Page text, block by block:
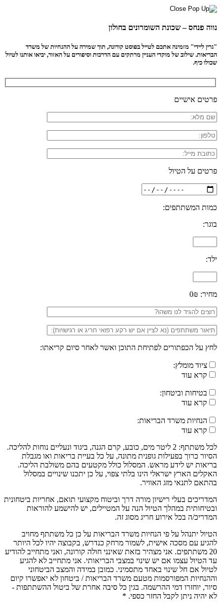
נווה פנחס – שכונת השומרונים בחולון
"גרין ליידי" מזמינה אתכם לטייל בפוסט קורונה, תוך שמירה על ההנחיות של משרד
הבריאות. שילוב של מוקדי העניין מרתקים עם הדרכות וסיפורים על האזור, יביאו אותנו לטיול
שכולו כיף.
פרטים אישיים
פרטים על הטיול
כמות המשתתפים:
בוגר:
ילד:
מחיר: 0₪
לחץ על הכפתורים לפתיחת התוכן ואשר לאחר סיום קריאתו:
ציוד מומלץ:
קרא עוד
בטיחות וביטחון:
קרא עוד
הנחיות משרד הבריאות:
קרא עוד
לכל משתתף: 2 ליטר מים, כובע, קרם הגנה, ביגוד ונעליים נוחות להליכה.
הסיור כרוך בפעילות גופנית מתונה, על כל בעיית בריאות ואו מגבלת
בריאות יש לידע מראש. המסלול כולל מקטעים בהם משולבת הליכה.
האקלים הארץ ישראלי הינו בלתי צפוי, על כן יתכנו שינויים במסלול
בהתאם לתנאי מזג האוויר.
המדריכים בעלי רישיון מורה דרך וביטוח מקצועי תואם, אחריות ביטחונית
ובטיחותית במהלך הטיול הנה על המטיילים, יש להישמע להוראות
המדריכ/ה בכל אירוע חריג מסוג זה.
הטיול יתנהל על פי הנחיות משרד הבריאות על כן כל משתתף מחויב
להגיע עם מסכה אישית, לשמור מרחק כנדרש, בקבוצה יהיו לכל היותר
20 משתתפים. אני מצהיר בזאת שאינני חולה קורונה, ואני מתחייב להודיע
עד הטיול עצמו אם יש שינוי במצבי הבריאותי. אני מתחייב לא להגיע
לטיול אם חל שינוי באחד מתסמיני. כמובן במידה והמצב הביטחוני
וההנחיות המפורסמות מטעם משרד הבריאות / ביטחון לא יאפשרו קיום
סיור, יוחזרו דמי ההרשמה. בגין כל סיבה אחרת של ביטול ההשתתפות -
לא יהיה ניתן לקבל החזר כספי. *